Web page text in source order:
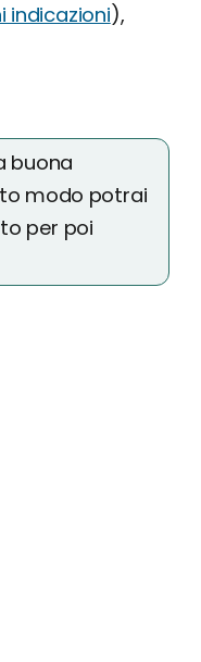
indicazioni),
buona
modo potrai
per poi